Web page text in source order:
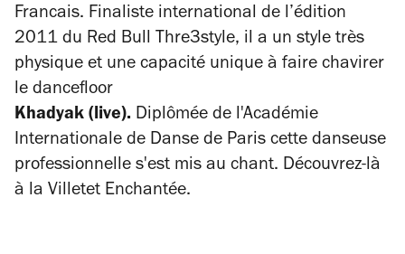
Francais. Finaliste international de l’édition
2011 du Red Bull Thre3style, il a un style très
physique et une capacité unique à faire chavirer
le dancefloor
Khadyak (live). Diplômée de l'Académie
Internationale de Danse de Paris cette danseuse
professionnelle s'est mis au chant. Découvrez-là
à la Villetet Enchantée.